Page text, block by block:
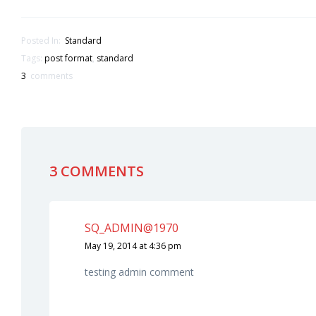
Posted In: Standard
Tags: post format, standard
3 comments
3 COMMENTS
SQ_ADMIN@1970
May 19, 2014 at 4:36 pm
testing admin comment